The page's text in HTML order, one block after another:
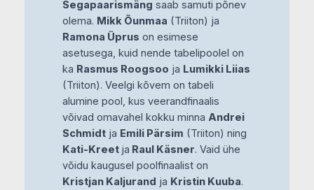
Segapaarismäng saab samuti põnev
olema. Mikk Õunmaa (Triiton) ja
Ramona Üprus on esimese
asetusega, kuid nende tabelipoolel on
ka Rasmus Roogsoo ja Lumikki Liias
(Triiton). Veelgi kõvem on tabeli
alumine pool, kus veerandfinaalis
võivad omavahel kokku minna Andrei
Schmidtja Emili Pärsim (Triiton) ning
Kati-Kreet ja Raul Käsner. Vaid ühe
võidu kaugusel poolfinaalist on
Kristjan Kaljurand ja Kristin Kuuba.